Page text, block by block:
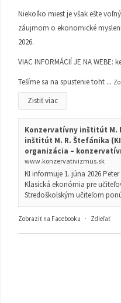
Niekoľko miest je však ešte
záujmom o ekonomické
2026.
VIAC INFORMÁCIÍ JE NA WEBE:
Tešíme sa na spustenie toht ...
Zistiť viac
Konzervatívny inštitút M.
inštitút M. R. Štefánika
organizácia –
www.konzervativizmus.sk
KI informuje 1. júna 2026
Klasická ekonómia pre
Stredoškolským učiteľom
Zobraziť na Facebooku · Zdieľať